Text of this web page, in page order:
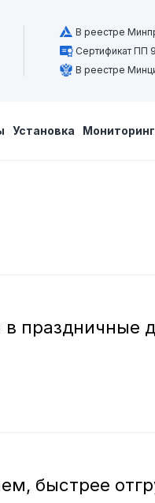
В реестре
Сертификат ПП
В реестре
Установка Мониторинг
в праздничные
быстрее